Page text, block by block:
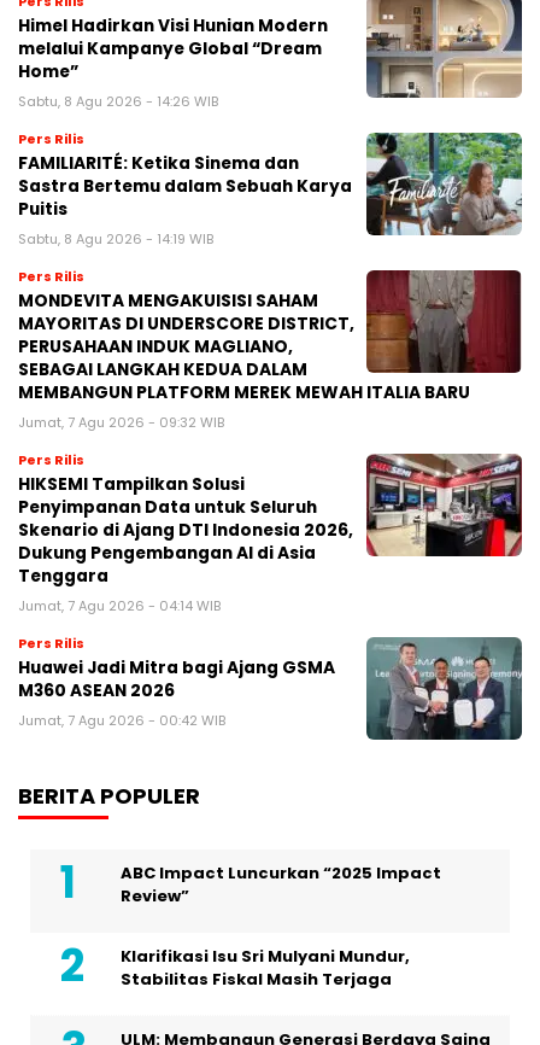
Himel Hadirkan Visi Hunian Modern
melalui Kampanye Global “Dream
Home”
Sabtu, 8 Agu 2026 - 14:26 WIB
Pers Rilis
FAMILIARITÉ: Ketika Sinema dan
Sastra Bertemu dalam Sebuah Karya
Puitis
Sabtu, 8 Agu 2026 - 14:19 WIB
Pers Rilis
MONDEVITA MENGAKUISISI SAHAM
MAYORITAS DI UNDERSCORE DISTRICT,
PERUSAHAAN INDUK MAGLIANO,
SEBAGAI LANGKAH KEDUA DALAM
MEMBANGUN PLATFORM MEREK MEWAH ITALIA BARU
Jumat, 7 Agu 2026 - 09:32 WIB
Pers Rilis
HIKSEMI Tampilkan Solusi
Penyimpanan Data untuk Seluruh
Skenario di Ajang DTI Indonesia 2026,
Dukung Pengembangan AI di Asia
Tenggara
Jumat, 7 Agu 2026 - 04:14 WIB
Pers Rilis
Huawei Jadi Mitra bagi Ajang GSMA
M360 ASEAN 2026
Jumat, 7 Agu 2026 - 00:42 WIB
BERITA POPULER
ABC Impact Luncurkan “2025 Impact
Review”
Klarifikasi Isu Sri Mulyani Mundur,
Stabilitas Fiskal Masih Terjaga
ULM: Membangun Generasi Berdaya Saing